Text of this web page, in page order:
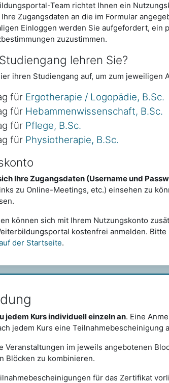
Team richtet Ihnen ein
Zugangsdaten an die im Formular
Einloggen werden Sie aufgefordert,
zuzustimmen.
lehren Sie?
ihren Studiengang auf, um zum jeweiligen
für Ergotherapie / Logopädie, B.Sc.
für Hebammenwissenschaft, B.Sc.
für Pflege, B.Sc.
für Physiotherapie, B.Sc.
Ihre Zugangsdaten (Username und
zu Online-Meetings, etc.) einsehen zu
können sich mit Ihrem Nutzungskonto
kostenfrei anmelden.
der Startseite.
jedem Kurs individuell einzeln an. Eine
jedem Kurs eine Teilnahmebescheinigung
Veranstaltungen im jeweils angebotenen
Blöcken zu kombinieren.
für das Zertifikat